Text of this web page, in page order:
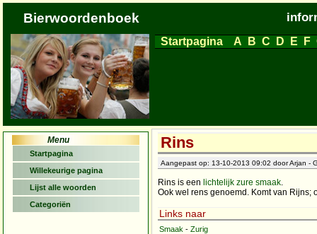
Bierwoordenboek
Startpagina A B C D E F
Menu
Startpagina
Willekeurige pagina
Lijst alle woorden
Categoriën
Rins
Aangepast op: 13-10-2013 09:02 door Arjan -
Rins is een lichtelijk zure smaak.
Ook wel rens genoemd. Komt van
Links naar
Smaak - Zurig